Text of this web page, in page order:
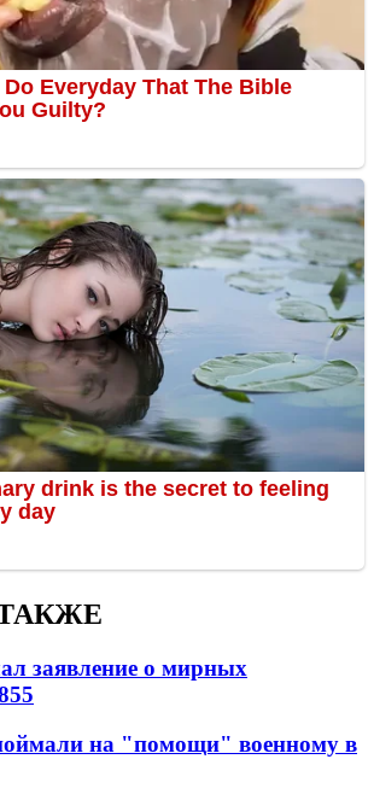
заявление о мирных
на "помощи" военному в